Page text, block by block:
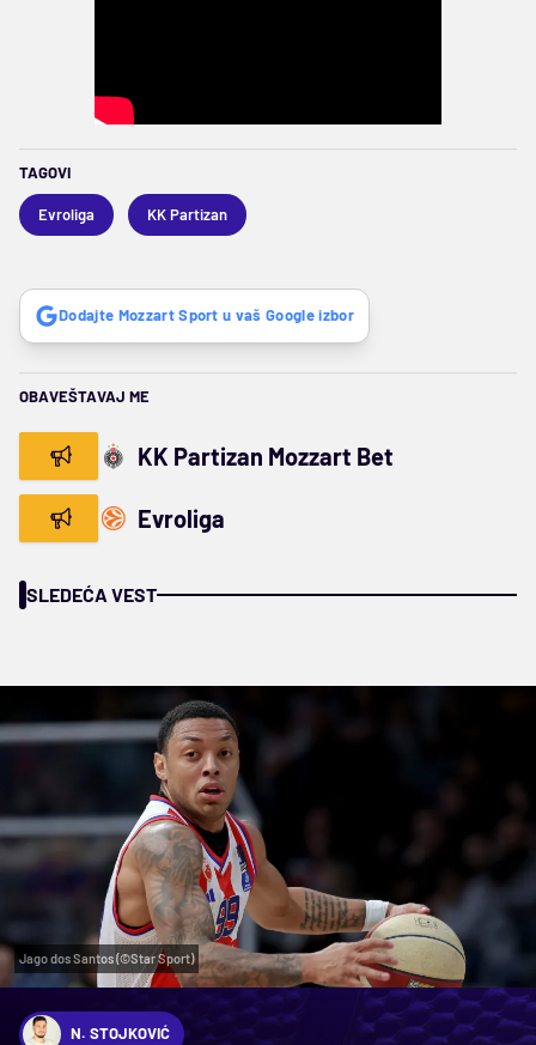
TAGOVI
Evroliga KK Partizan
Dodajte Mozzart Sport u vaš Google izbor
OBAVEŠTAVAJ ME
KK Partizan Mozzart Bet
Evroliga
SLEDEĆA VEST
Jago dos Santos (©Star Sport)
N. STOJKOVIĆ